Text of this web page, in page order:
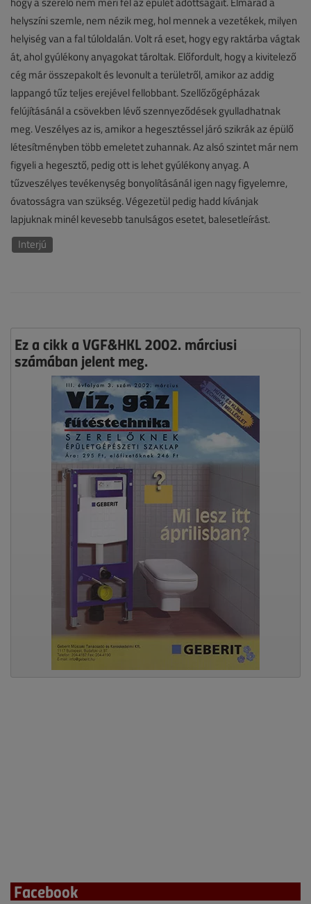
helyszíni szemle, nem nézik meg, hol mennek a vezetékek, milyen
helyiség van a fal túloldalán. Volt rá eset, hogy egy raktárba vágtak
át, ahol gyúlékony anyagokat tároltak. Előfordult, hogy a kivitelező
cég már összepakolt és levonult a területről, amikor az addig
lappangó tűz teljes erejével fellobbant. Szellőzőgépházak
felújításánál a csövekben lévő szennyeződések gyulladhatnak
meg. Veszélyes az is, amikor a hegesztéssel járó szikrák az épülő
létesítményben több emeletet zuhannak. Az alsó szintet már nem
figyeli a hegesztő, pedig ott is lehet gyúlékony anyag. A
tűzveszélyes tevékenység bonyolításánál igen nagy figyelemre,
óvatosságra van szükség. Végezetül pedig hadd kívánjak
lapjuknak minél kevesebb tanulságos esetet, balesetleírást.
Interjú
Ez a cikk a VGF&HKL 2002. márciusi
számában jelent meg.
Facebook